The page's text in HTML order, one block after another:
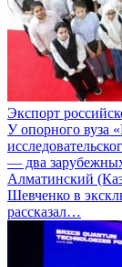
Экспорт
У опорного вуза
— два
Алматинский
Шевченко в
рассказал…